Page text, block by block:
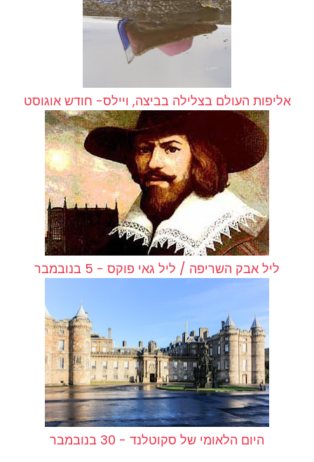
אליפות העולם בצלילה בביצה, ויילס- חודש אוגוסט
ליל אבק השריפה / ליל גאי פוקס - 5 בנובמבר
היום הלאומי של סקוטלנד - 30 בנובמבר